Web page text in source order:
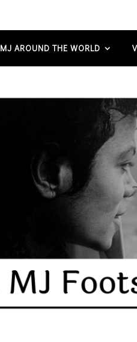
MJ AROUND THE WORLD